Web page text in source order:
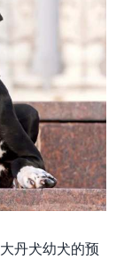
丹犬幼犬的预